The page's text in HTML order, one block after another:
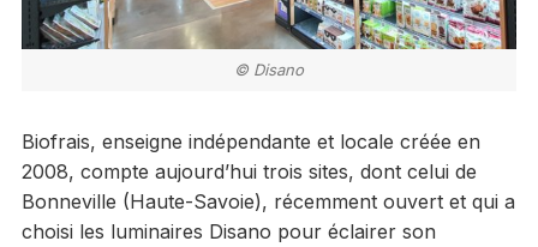
© Disano
Biofrais, enseigne indépendante et locale créée en
2008, compte aujourd’hui trois sites, dont celui de
Bonneville (Haute-Savoie), récemment ouvert et qui a
choisi les luminaires Disano pour éclairer son